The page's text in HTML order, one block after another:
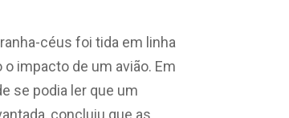
céus foi tida em linha
impacto de um avião. Em
se podia ler que um
concluiu que as